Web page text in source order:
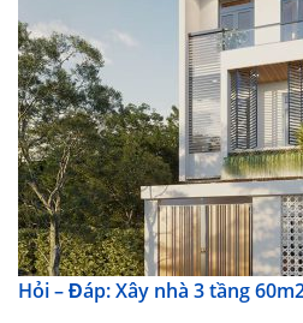
Hỏi – Đáp: Xây nhà 3 tầng